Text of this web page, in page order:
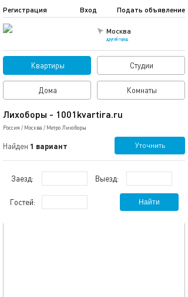
Москва
другой город
Подать объявление
Регистрация Вход
Квартиры Студии
Дома Комнаты
Лихоборы - 1001kvartira.ru
Россия / Москва / Метро Лихоборы
Найден 1 вариант Уточнить
Заезд: Выезд:
Гостей: Найти